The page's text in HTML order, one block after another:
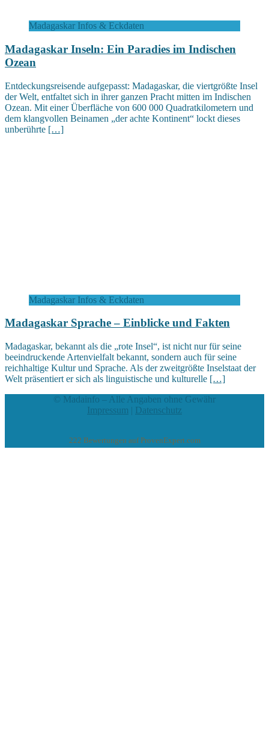
Madagaskar Infos & Eckdaten
Madagaskar Inseln: Ein Paradies im Indischen
Ozean
Entdeckungsreisende aufgepasst: Madagaskar, die viertgrößte Insel
der Welt, entfaltet sich in ihrer ganzen Pracht mitten im Indischen
Ozean. Mit einer Überfläche von 600 000 Quadratkilometern und
dem klangvollen Beinamen „der achte Kontinent“ lockt dieses
unberührte […]
Madagaskar Infos & Eckdaten
Madagaskar Sprache – Einblicke und Fakten
Madagaskar, bekannt als die „rote Insel“, ist nicht nur für seine
beeindruckende Artenvielfalt bekannt, sondern auch für seine
reichhaltige Kultur und Sprache. Als der zweitgrößte Inselstaat der
Welt präsentiert er sich als linguistische und kulturelle […]
© Madainfo – Alle Angaben ohne Gewähr
Impressum | Datenschutz
222 Bewertungen auf ProvenExpert.com